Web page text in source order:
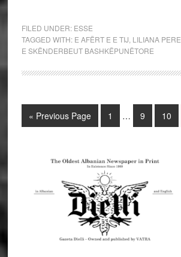
FILED UNDER: ESSE
TAGGED WITH: E AFËRT E E TIJ LILIANA PERE
E SKËNDERBEUT BASHKËPUNËTORE
« Previous Page 1 … 9 10